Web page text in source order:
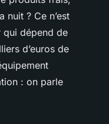
? Ce n’est
qui dépend de
d’euros de
: on parle